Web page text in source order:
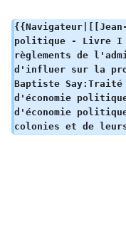
politique - Livre I
règlements de
d'influer sur la
Baptiste
d'économie
d'économie
colonies et de